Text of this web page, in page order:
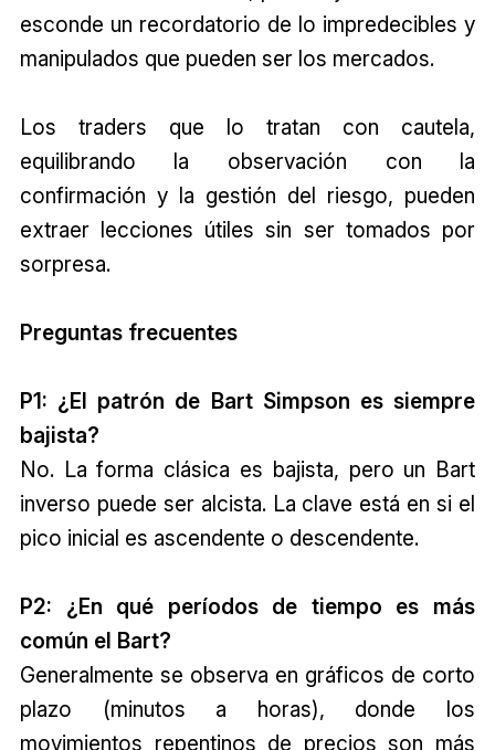
esconde un recordatorio de lo impredecibles y
manipulados que pueden ser los mercados.
Los traders que lo tratan con cautela,
equilibrando la observación con la
confirmación y la gestión del riesgo, pueden
extraer lecciones útiles sin ser tomados por
sorpresa.
Preguntas frecuentes
P1: ¿El patrón de Bart Simpson es siempre
bajista?
No. La forma clásica es bajista, pero un Bart
inverso puede ser alcista. La clave está en si el
pico inicial es ascendente o descendente.
P2: ¿En qué períodos de tiempo es más
común el Bart?
Generalmente se observa en gráficos de corto
plazo (minutos a horas), donde los
movimientos repentinos de precios son más